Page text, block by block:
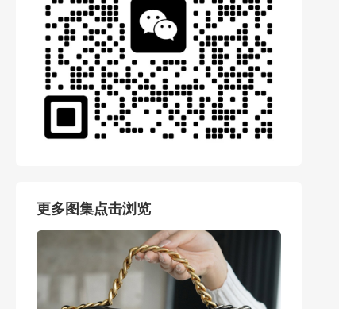
更多图集点击浏览